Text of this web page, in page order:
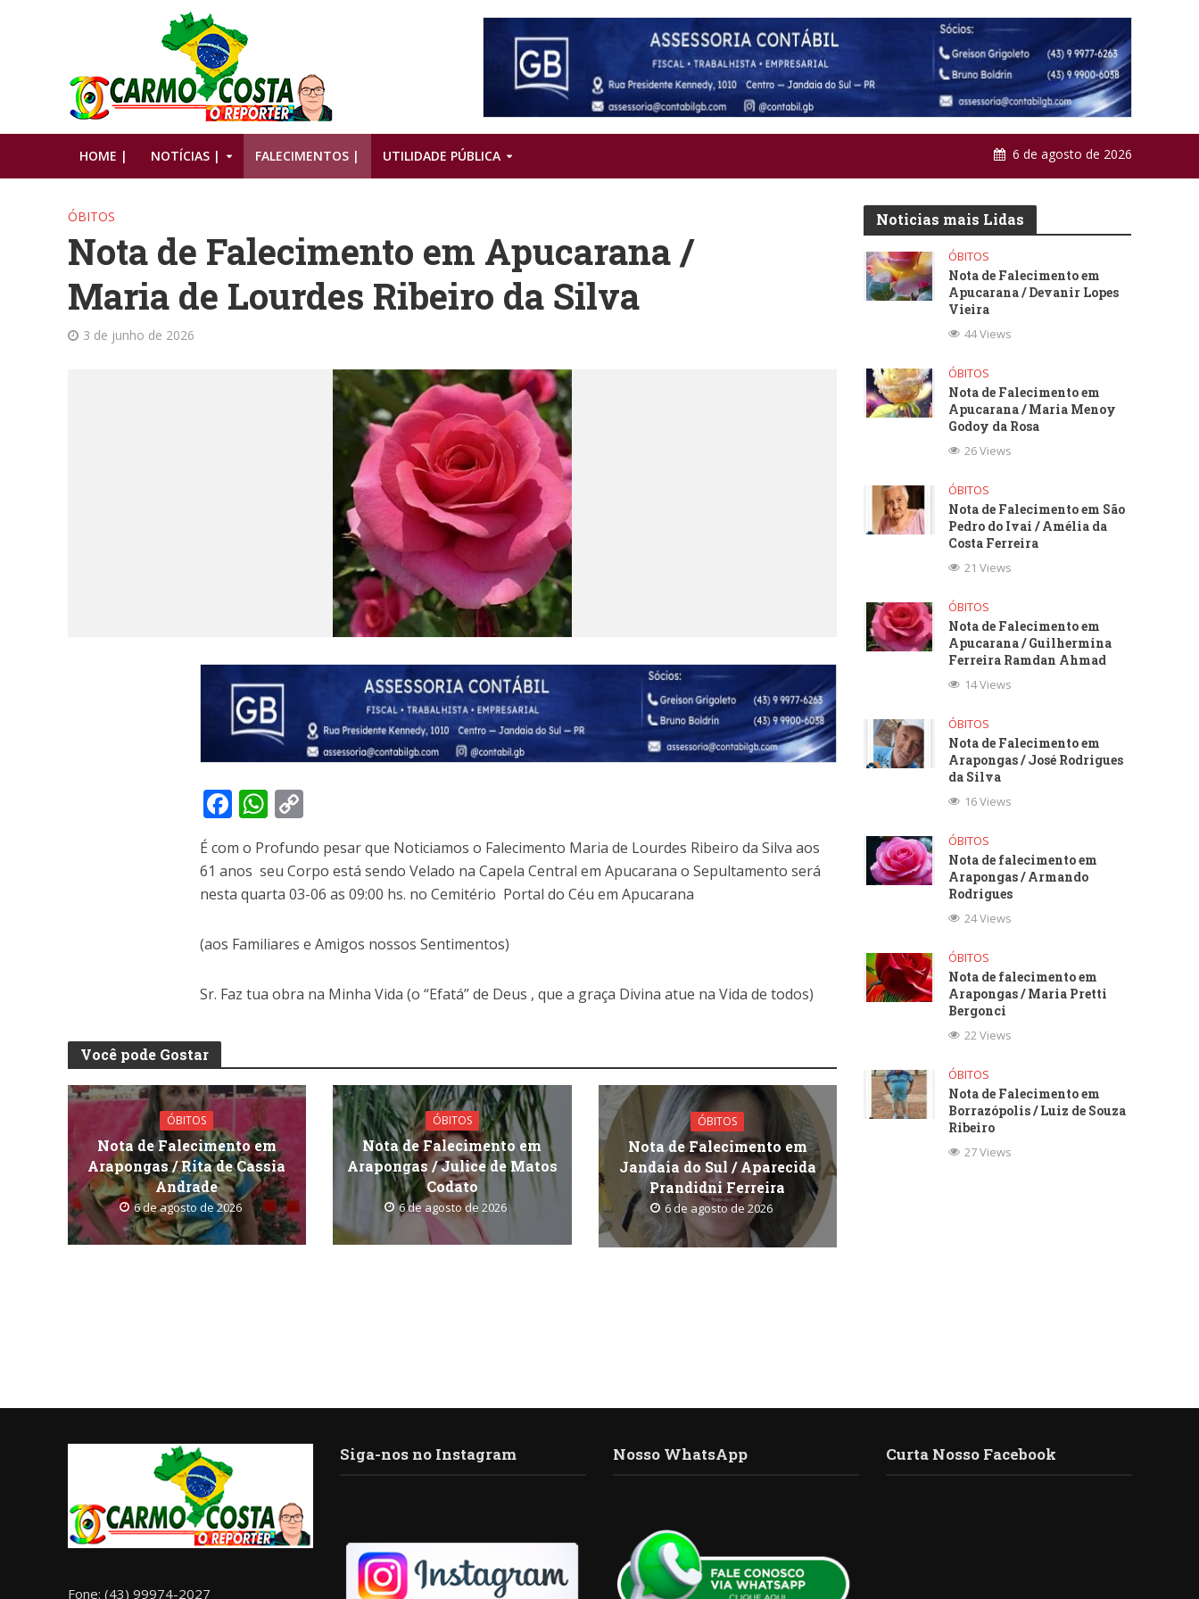
HOME | NOTÍCIAS | FALECIMENTOS | UTILIDADE PÚBLICA 6 de agosto de 2026
ÓBITOS
Nota de Falecimento em Apucarana /
Maria de Lourdes Ribeiro da Silva
3 de junho de 2026
F
ac
e
b
o
W
h
at
s
p
o
p
y
n
É com o Profundo pesar que Noticiamos o Falecimento Maria de Lourdes Ribeiro da Silva aos
61 anos seu Corpo está sendo Velado na Capela Central em Apucarana o Sepultamento será
nesta quarta 03-06 as 09:00 hs. no Cemitério Portal do Céu em Apucarana
(aos Familiares e Amigos nossos Sentimentos)
Sr. Faz tua obra na Minha Vida (o “Efatá” de Deus , que a graça Divina atue na Vida de todos)
Você pode Gostar
ÓBITOS
Nota de Falecimento em
Arapongas / Rita de Cassia
Andrade
6 de agosto de 2026
ÓBITOS
Nota de Falecimento em
Arapongas / Julice de Matos
Codato
6 de agosto de 2026
ÓBITOS
Nota de Falecimento em
Jandaia do Sul / Aparecida
Prandidni Ferreira
6 de agosto de 2026
Noticias mais Lidas
ÓBITOS
Nota de Falecimento em
Apucarana / Devanir Lopes
Vieira
44 Views
ÓBITOS
Nota de Falecimento em
Apucarana / Maria Menoy
Godoy da Rosa
26 Views
ÓBITOS
Nota de Falecimento em São
Pedro do Ivai / Amélia da
Costa Ferreira
21 Views
ÓBITOS
Nota de Falecimento em
Apucarana / Guilhermina
Ferreira Ramdan Ahmad
14 Views
ÓBITOS
Nota de Falecimento em
Arapongas / José Rodrigues
da Silva
16 Views
ÓBITOS
Nota de falecimento em
Arapongas / Armando
Rodrigues
24 Views
ÓBITOS
Nota de falecimento em
Arapongas / Maria Pretti
Bergonci
22 Views
ÓBITOS
Nota de Falecimento em
Borrazópolis / Luiz de Souza
Ribeiro
27 Views
Fone: (43) 99974-2027
Siga-nos no Instagram Nosso WhatsApp Curta Nosso Facebook